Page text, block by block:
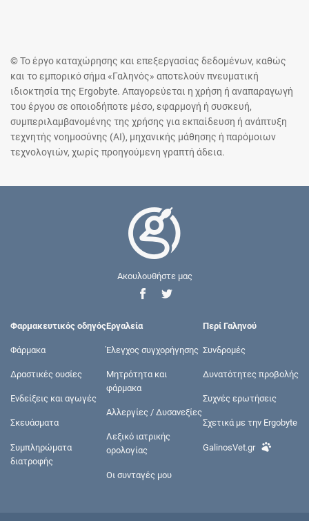
© Το έργο καταχώρησης και επεξεργασίας δεδομένων, καθώς
και το εμπορικό σήμα «Γαληνός» αποτελούν πνευματική
ιδιοκτησία της Ergobyte. Απαγορεύεται η χρήση ή αναπαραγωγή
του έργου σε οποιοδήποτε μέσο, εφαρμογή ή συσκευή,
συμπεριλαμβανομένης της χρήσης για εκπαίδευση ή ανάπτυξη
τεχνητής νοημοσύνης (AI), μηχανικής μάθησης ή παρόμοιων
τεχνολογιών, χωρίς προηγούμενη γραπτή άδεια.
Ακουλουθήστε μας
Φαρμακευτικός οδηγός
Φάρμακα
Δραστικές ουσίες
Ενδείξεις και αγωγές
Σκευάσματα
Συμπληρώματα
διατροφής
Εργαλεία
Έλεγχος συγχορήγησης
Μητρότητα και
φάρμακα
Αλλεργίες / Δυσανεξίες
Λεξικό ιατρικής
ορολογίας
Οι συνταγές μου
Περί Γαληνού
Συνδρομές
Δυνατότητες προβολής
Συχνές ερωτήσεις
Σχετικά με την Ergobyte
GalinosVet.gr